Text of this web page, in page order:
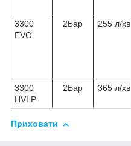
3300
EVO
2Бар 255 л/хв
3300
HVLP
2Бар 365 л/хв
Приховати